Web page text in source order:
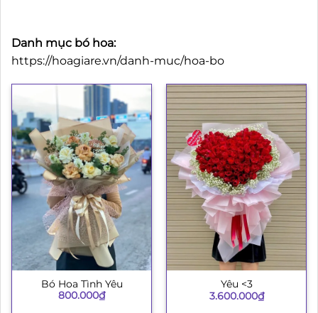
Danh mục bó hoa:
https://hoagiare.vn/danh-muc/hoa-bo
Bó Hoa Tình Yêu
800.000₫
Yêu <3
3.600.000₫